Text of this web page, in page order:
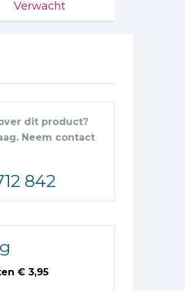
Verwacht
dit product?
Neem contact
842
€ 3,95